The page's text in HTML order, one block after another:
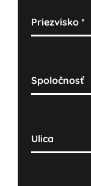
Priezvisko*
Spoločnosť
Ulica